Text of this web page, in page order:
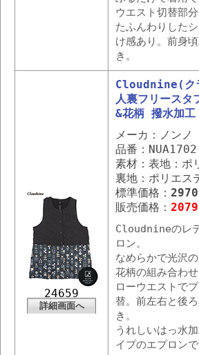
ウエスト切替部
たふんわりした
け感あり。前身
き。
24659
詳細画面へ
Cloudnine(ク
人裏フリース
&花柄 撥水加工
メーカ：ノンノ
品番：NUA1702
素材：表地：ポ
裏地：ポリエス
標準価格： 2970
販売価格： 2079
Cloudnineのレ
ロン。
なめらかで光沢
花柄の組み合わせ
ローウエストで
替。前左右と後
き。
うれしいはっ水
イプのエプロンで